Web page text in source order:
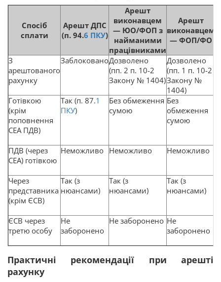
Спосіб
сплати
Арешт ДПС
(п. 94.6 ПКУ)
Арешт
виконавцем
— ЮО/ФОП з
найманими
працівниками
Арешт
виконавцем
— ФОП/ФО
З
арештованого
рахунку
ЗаблокованоДозволено
(пп. 2 п. 10-2
Закону № 1404)
Дозволено
(пп. 1 п. 10-2
Закону №
1404)
Готівкою
(крім
поповнення
СЕА ПДВ)
Так (п. 87.1
ПКУ)
Без обмеження
сумою
Без
обмеження
сумою
ПДВ (через
СЕА) готівкою
Неможливо Неможливо Неможливо
Через
представника
(крім ЄСВ)
Так (з
нюансами)
Так (з
нюансами)
Так (з
нюансами)
ЄСВ через
третю особу
Не
заборонено
Не заборонено Не
заборонено
Практичні рекомендації при арешті
рахунку